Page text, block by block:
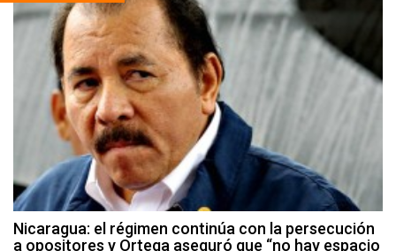
Nicaragua: el régimen continúa con la persecución
a opositores y Ortega aseguró que “no hay espacio